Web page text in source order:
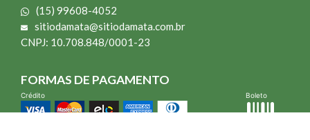
(15) 99608-4052
sitiodamata@sitiodamata.com.br
CNPJ: 10.708.848/0001-23
FORMAS DE PAGAMENTO
Crédito Boleto